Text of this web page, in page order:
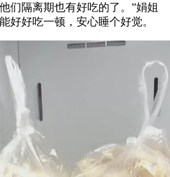
们隔离期也有好吃的了。”娟姐
好好吃一顿，安心睡个好觉。